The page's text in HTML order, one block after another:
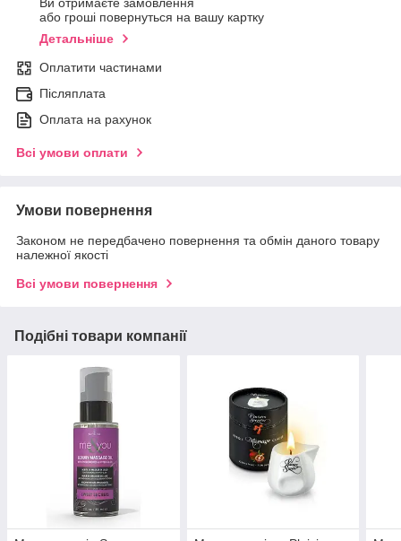
Ви отримаєте замовлення
або гроші повернуться на вашу картку
Детальніше
Оплатити частинами
Післяплата
Оплата на рахунок
Всі умови оплати
Умови повернення
Законом не передбачено повернення та обмін даного товару
належної якості
Всі умови повернення
Подібні товари компанії